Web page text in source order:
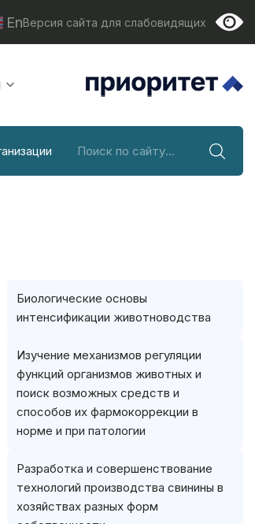
EnВерсия сайта для слабовидящих
Александрович –
зав. кафедрой
зоогигиены и
Биологические основы
интенсификации животноводства
Изучение механизмов регуляции
функций организмов животных и
поиск возможных средств и
способов их фармокоррекции в
норме и при патологии
Разработка и совершенствование
технологий производства свинины в
хозяйствах разных форм